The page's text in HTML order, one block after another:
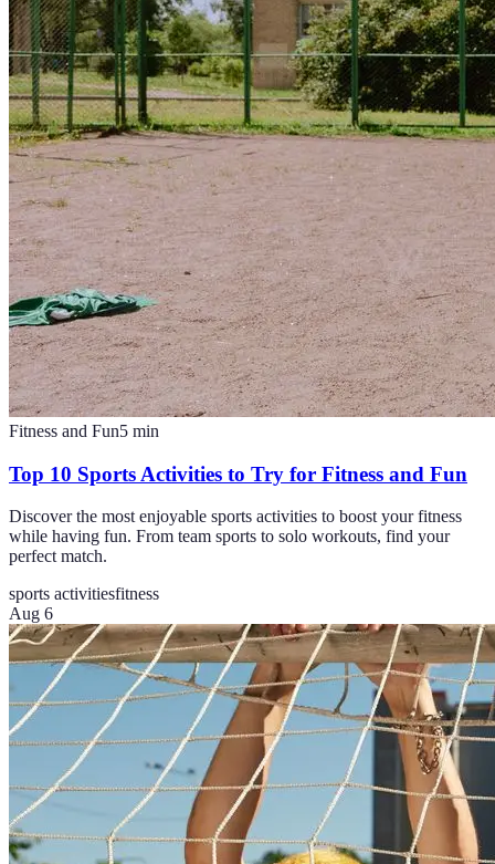
Fitness and Fun5 min
Top 10 Sports Activities to Try for Fitness and Fun
Discover the most enjoyable sports activities to boost your fitness
while having fun. From team sports to solo workouts, find your
perfect match.
sports activitiesfitness
Aug 6